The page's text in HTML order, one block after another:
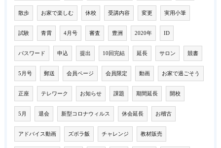
散歩 お家で楽しむ 休校 受講内容 変更 実用小筆
試験 青霄 4月号 審査 豊洲 2020年 ID
パスワード 申込 提出 10回完結 延長 サロン 競書
5月号 郵送 会員ページ 会員限定 動画 お家で過ごそう
正座 テレワーク お知らせ 課題 期間延長 開校
5月 退会 新型コロナウィルス 休会延長 お稽古
アドバイス動画 ズボラ飯 チャレンジ 教材販売